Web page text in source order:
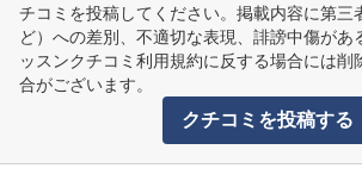
チコミを投稿してください。掲載内容に第三
ど）への差別、不適切な表現、誹謗中傷があ
ッスンクチコミ利用規約に反する場合には削
合がございます。
クチコミを投稿する